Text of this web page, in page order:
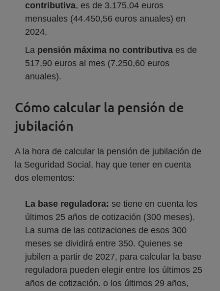
contributiva, es de 3.175,04 euros
mensuales (44.450,56 euros anuales) en
2024.
La pensión máxima no contributiva es de
517,90 euros al mes (7.250,60 euros
anuales).
Cómo calcular la pensión de
jubilación
A la hora de calcular la pensión de jubilación de
la Seguridad Social, hay que tener en cuenta
dos elementos:
La base reguladora: se tiene en cuenta los
últimos 25 años de cotización (300 meses).
La suma de las cotizaciones de esos 300
meses se dividirá entre 350. Quienes se
jubilen a partir de 2027, para calcular la base
reguladora pueden elegir entre los últimos 25
años de cotización. o los últimos 29 años,